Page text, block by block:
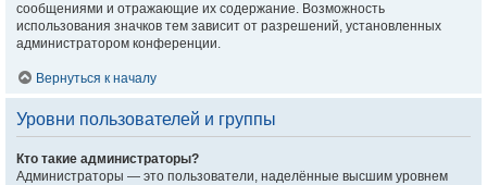
сообщениями и отражающие их содержание. Возможность
использования значков тем зависит от разрешений, установленных
администратором конференции.
Вернуться к началу
Уровни пользователей и группы
Кто такие администраторы?
Администраторы — это пользователи, наделённые высшим уровнем